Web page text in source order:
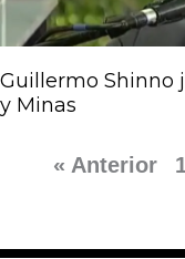
Guillermo Shinno
y Minas
« Anterior